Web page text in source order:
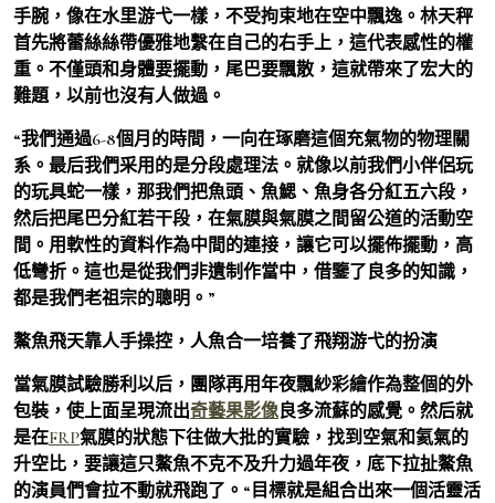
手腕，像在水里游弋一樣，不受拘束地在空中飄逸。林天秤
首先將蕾絲絲帶優雅地繫在自己的右手上，這代表感性的權
重。不僅頭和身體要擺動，尾巴要飄散，這就帶來了宏大的
難題，以前也沒有人做過。
“我們通過6-8個月的時間，一向在琢磨這個充氣物的物理關
系。最后我們采用的是分段處理法。就像以前我們小伴侶玩
的玩具蛇一樣，那我們把魚頭、魚鰓、魚身各分紅五六段，
然后把尾巴分紅若干段，在氣膜與氣膜之間留公道的活動空
間。用軟性的資料作為中間的連接，讓它可以擺佈擺動，高
低彎折。這也是從我們非遺制作當中，借鑒了良多的知識，
都是我們老祖宗的聰明。”
鰲魚飛天靠人手操控，人魚合一培養了飛翔游弋的扮演
當氣膜試驗勝利以后，團隊再用年夜飄紗彩繪作為整個的外
包裝，使上面呈現流出奇藝果影像良多流蘇的感覺。然后就
是在FRP氣膜的狀態下往做大批的實驗，找到空氣和氦氣的
升空比，要讓這只鰲魚不克不及升力過年夜，底下拉扯鰲魚
的演員們會拉不動就飛跑了。“目標就是組合出來一個活靈活